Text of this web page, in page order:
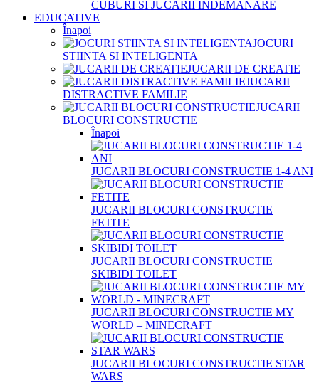
CUBURI SI JUCARII INDEMANARE
EDUCATIVE
Înapoi
JOCURI
STIINTA SI INTELIGENTA
JUCARII DE CREATIE
JUCARII
DISTRACTIVE FAMILIE
JUCARII
BLOCURI CONSTRUCTIE
Înapoi
JUCARII BLOCURI CONSTRUCTIE 1-4 ANI
JUCARII BLOCURI CONSTRUCTIE
FETITE
JUCARII BLOCURI CONSTRUCTIE
SKIBIDI TOILET
JUCARII BLOCURI CONSTRUCTIE MY
WORLD – MINECRAFT
JUCARII BLOCURI CONSTRUCTIE STAR
WARS